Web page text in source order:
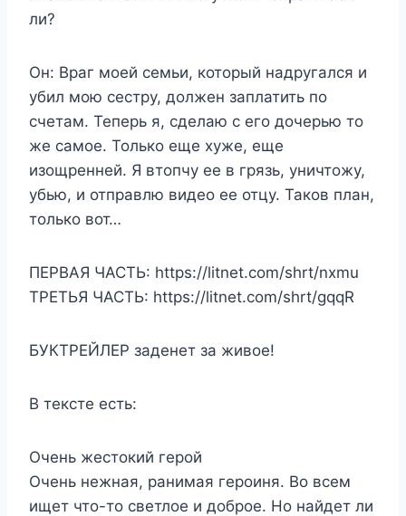
ли?
Он: Враг моей семьи, который надругался и
убил мою сестру, должен заплатить по
счетам. Теперь я, сделаю с его дочерью то
же самое. Только еще хуже, еще
изощренней. Я втопчу ее в грязь, уничтожу,
убью, и отправлю видео ее отцу. Таков план,
только вот…
ПЕРВАЯ ЧАСТЬ: https://litnet.com/shrt/nxmu
ТРЕТЬЯ ЧАСТЬ: https://litnet.com/shrt/gqqR
БУКТРЕЙЛЕР заденет за живое!
В тексте есть:
Очень жестокий герой
Очень нежная, ранимая героиня. Во всем
ищет что-то светлое и доброе. Но найдет ли